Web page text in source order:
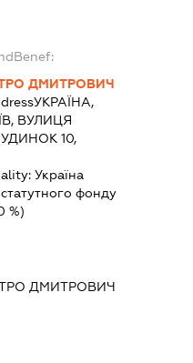
ДМИТРОВИЧ
УКРАЇНА,
ВУЛИЦЯ
10,
Україна
фонду
%)
ДМИТРОВИЧ